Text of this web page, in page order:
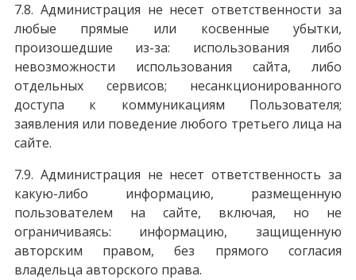
7.8. Администрация не несет ответственности за
любые прямые или косвенные убытки,
произошедшие из-за: использования либо
невозможности использования сайта, либо
отдельных сервисов; несанкционированного
доступа к коммуникациям Пользователя;
заявления или поведение любого третьего лица на
сайте.
7.9. Администрация не несет ответственность за
какую-либо информацию, размещенную
пользователем на сайте, включая, но не
ограничиваясь: информацию, защищенную
авторским правом, без прямого согласия
владельца авторского права.